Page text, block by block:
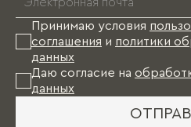
Принимаю условия
соглашения и политики
данных
Даю согласие на
данных